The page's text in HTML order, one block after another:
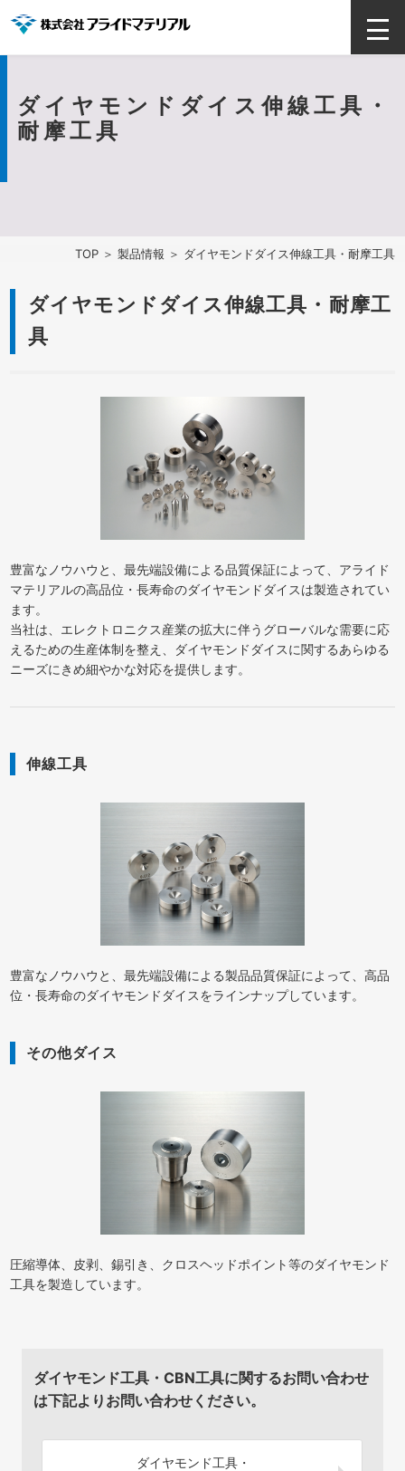
ダイヤモンドダイス伸線工具・
耐摩工具
TOP＞ 製品情報 ＞ ダイヤモンドダイス伸線工具・耐摩工具
ダイヤモンドダイス伸線工具・耐摩工
具
豊富なノウハウと、最先端設備による品質保証によって、アライド
マテリアルの高品位・長寿命のダイヤモンドダイスは製造されてい
ます。
当社は、エレクトロニクス産業の拡大に伴うグローバルな需要に応
えるための生産体制を整え、ダイヤモンドダイスに関するあらゆる
ニーズにきめ細やかな対応を提供します。
伸線工具
豊富なノウハウと、最先端設備による製品品質保証によって、高品
位・長寿命のダイヤモンドダイスをラインナップしています。
その他ダイス
圧縮導体、皮剥、錫引き、クロスヘッドポイント等のダイヤモンド
工具を製造しています。
ダイヤモンド工具・CBN工具に関するお問い合わせ
は下記よりお問い合わせください。
ダイヤモンド工具・